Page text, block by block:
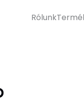
Rólunk